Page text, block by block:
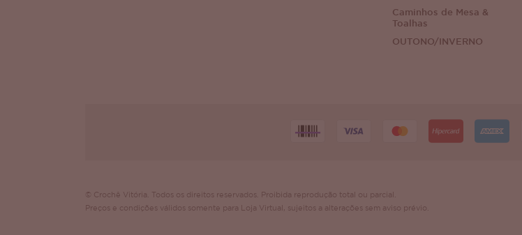
Caminhos de Mesa &
Toalhas
OUTONO/INVERNO
© Crochê Vitória. Todos os direitos reservados. Proibida reprodução total ou parcial.
Preços e condições válidos somente para Loja Virtual, sujeitos a alterações sem aviso prévio.